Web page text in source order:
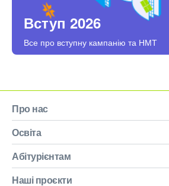
Вступ 2026
Все про вступну кампанію та НМТ
Про нас
Освіта
Абітурієнтам
Наші проєкти